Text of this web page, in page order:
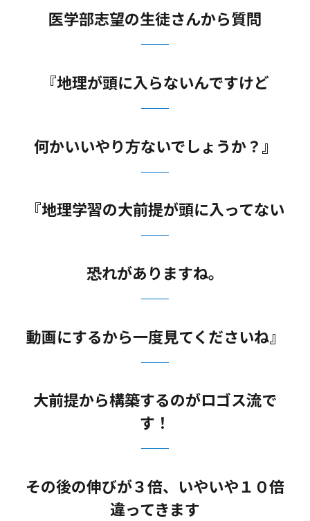
医学部志望の生徒さんから質問
『地理が頭に入らないんですけど
何かいいやり方ないでしょうか？』
『地理学習の大前提が頭に入ってない
恐れがありますね。
動画にするから一度見てくださいね』
大前提から構築するのがロゴス流で
す！
その後の伸びが３倍、いやいや１０倍
違ってきます